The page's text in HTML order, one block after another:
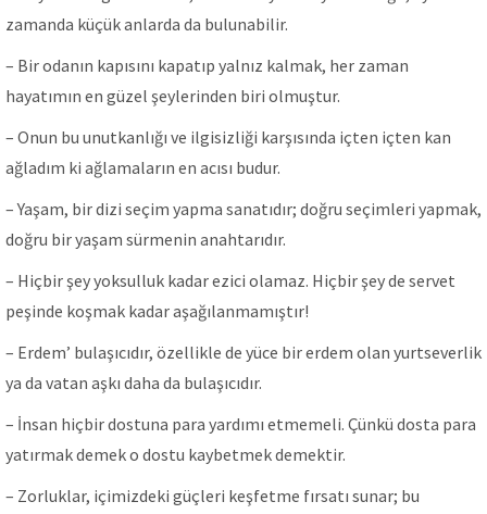
zamanda küçük anlarda da bulunabilir.
– Bir odanın kapısını kapatıp yalnız kalmak, her zaman
hayatımın en güzel şeylerinden biri olmuştur.
– Onun bu unutkanlığı ve ilgisizliği karşısında içten içten kan
ağladım ki ağlamaların en acısı budur.
– Yaşam, bir dizi seçim yapma sanatıdır; doğru seçimleri yapmak,
doğru bir yaşam sürmenin anahtarıdır.
– Hiçbir şey yoksulluk kadar ezici olamaz. Hiçbir şey de servet
peşinde koşmak kadar aşağılanmamıştır!
– Erdem’ bulaşıcıdır, özellikle de yüce bir erdem olan yurtseverlik
ya da vatan aşkı daha da bulaşıcıdır.
– İnsan hiçbir dostuna para yardımı etmemeli. Çünkü dosta para
yatırmak demek o dostu kaybetmek demektir.
– Zorluklar, içimizdeki güçleri keşfetme fırsatı sunar; bu